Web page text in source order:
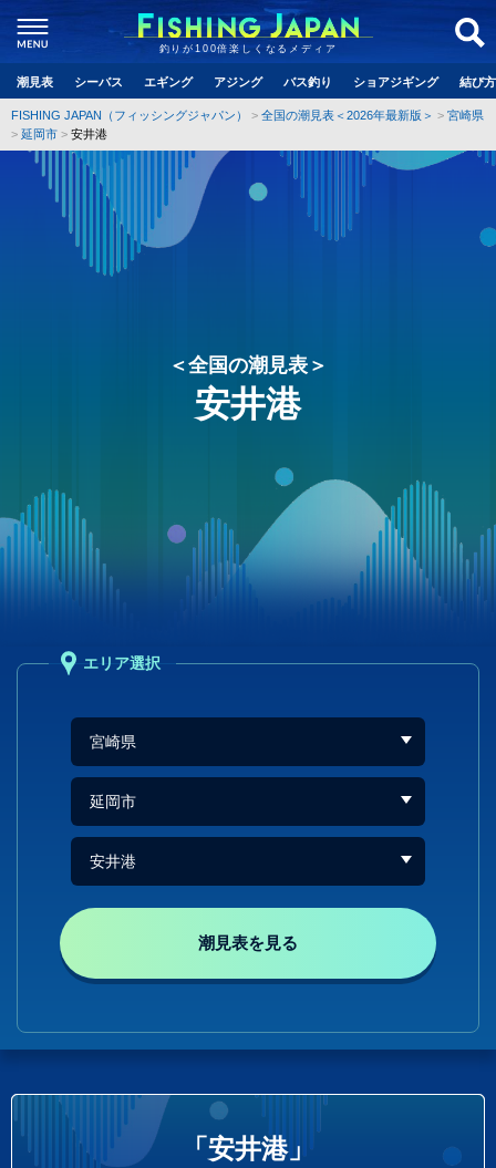
釣りが100倍楽しくなるメディア
潮見表 シーバス エギング アジング バス釣り ショアジギング 結び
FISHING JAPAN（フィッシングジャパン） 全国の潮見表＜2026年最新版＞
宮崎県
延岡市
安井港
＜全国の潮見表＞
安井港
エリア選択
潮見表を見る
「安井港」